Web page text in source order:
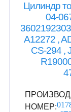
Цилиндр
04-
A12272 ,
CS-294 ,
НОМЕР: